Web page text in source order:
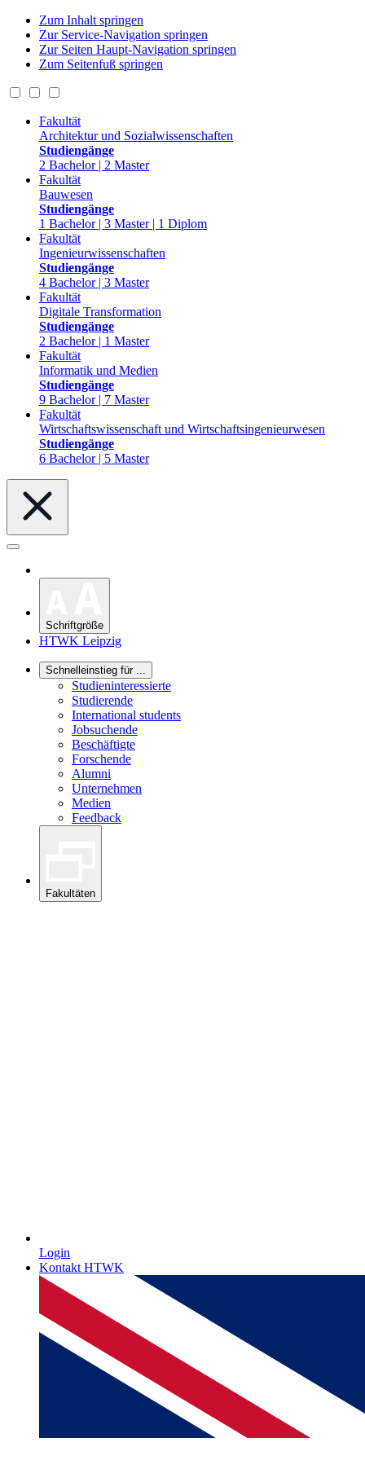
Zum Inhalt springen
Zur Service-Navigation springen
Zur Seiten Haupt-Navigation springen
Zum Seitenfuß springen
Fakultät
Architektur und Sozialwissenschaften
Studiengänge
2 Bachelor | 2 Master
Fakultät
Bauwesen
Studiengänge
1 Bachelor | 3 Master | 1 Diplom
Fakultät
Ingenieurwissenschaften
Studiengänge
4 Bachelor | 3 Master
Fakultät
Digitale Transformation
Studiengänge
2 Bachelor | 1 Master
Fakultät
Informatik und Medien
Studiengänge
9 Bachelor | 7 Master
Fakultät
Wirtschaftswissenschaft und Wirtschaftsingenieurwesen
Studiengänge
6 Bachelor | 5 Master
Schriftgröße
HTWK Leipzig
Schnelleinstieg für ...
Studieninteressierte
Studierende
International students
Jobsuchende
Beschäftigte
Forschende
Alumni
Unternehmen
Medien
Feedback
Fakultäten
Login
Kontakt HTWK